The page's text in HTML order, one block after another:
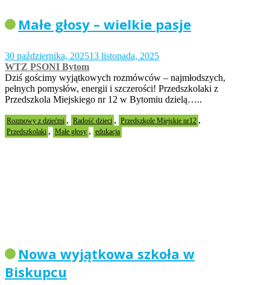
Małe głosy – wielkie pasje
30 października, 202513 listopada, 2025
WTZ PSONI Bytom
Dziś gościmy wyjątkowych rozmówców – najmłodszych,
pełnych pomysłów, energii i szczerości! Przedszkolaki z
Przedszkola Miejskiego nr 12 w Bytomiu dzielą…..
Rozmowy z dziećmi , Radość dzieci , Przedszkole Miejskie nr12 ,
Przedszkolaki , Małe głosy , edukacja
Nowa wyjątkowa szkoła w
Biskupcu